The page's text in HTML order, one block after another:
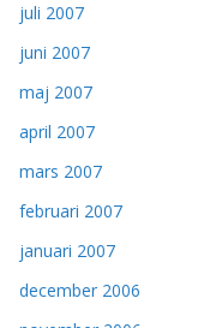
juli 2007
juni 2007
maj 2007
april 2007
mars 2007
februari 2007
januari 2007
december 2006